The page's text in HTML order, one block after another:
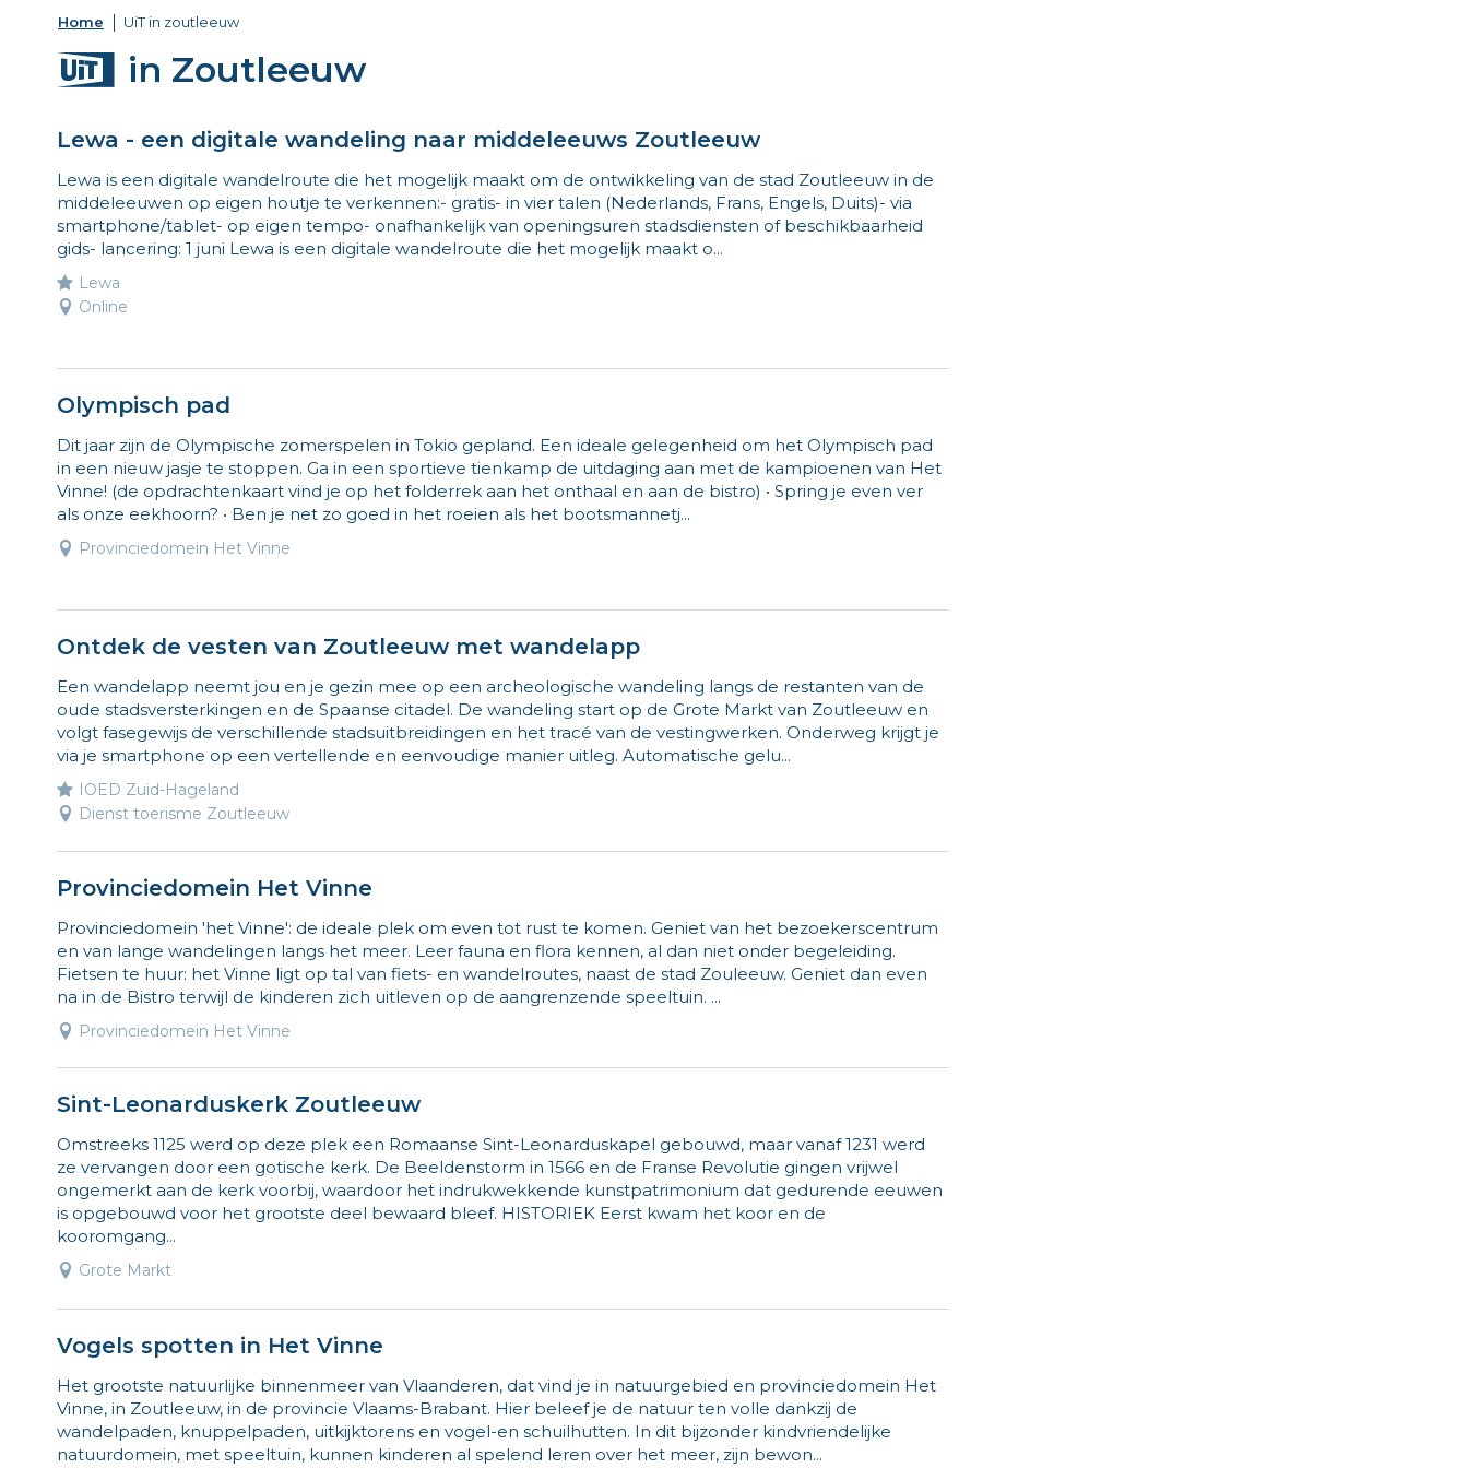
Home UiT in zoutleeuw
UiT
in Zoutleeuw
activiteiten
Lewa - een digitale wandeling naar middeleeuws Zoutleeuw
Lewa is een digitale wandelroute die het mogelijk maakt om de ontwikkeling van de stad Zoutleeuw in de
middeleeuwen op eigen houtje te verkennen:- gratis- in vier talen (Nederlands, Frans, Engels, Duits)- via
smartphone/tablet- op eigen tempo- onafhankelijk van openingsuren stadsdiensten of beschikbaarheid
gids- lancering: 1 juni Lewa is een digitale wandelroute die het mogelijk maakt o...
Lewa
Online
Olympisch pad
Dit jaar zijn de Olympische zomerspelen in Tokio gepland. Een ideale gelegenheid om het Olympisch pad
in een nieuw jasje te stoppen. Ga in een sportieve tienkamp de uitdaging aan met de kampioenen van Het
Vinne! (de opdrachtenkaart vind je op het folderrek aan het onthaal en aan de bistro) • Spring je even ver
als onze eekhoorn? • Ben je net zo goed in het roeien als het bootsmannetj...
Provinciedomein Het Vinne
Ontdek de vesten van Zoutleeuw met wandelapp
Een wandelapp neemt jou en je gezin mee op een archeologische wandeling langs de restanten van de
oude stadsversterkingen en de Spaanse citadel. De wandeling start op de Grote Markt van Zoutleeuw en
volgt fasegewijs de verschillende stadsuitbreidingen en het tracé van de vestingwerken. Onderweg krijgt je
via je smartphone op een vertellende en eenvoudige manier uitleg. Automatische gelu...
IOED Zuid-Hageland
Dienst toerisme Zoutleeuw
Provinciedomein Het Vinne
Provinciedomein 'het Vinne': de ideale plek om even tot rust te komen. Geniet van het bezoekerscentrum
en van lange wandelingen langs het meer. Leer fauna en flora kennen, al dan niet onder begeleiding.
Fietsen te huur: het Vinne ligt op tal van fiets- en wandelroutes, naast de stad Zouleeuw. Geniet dan even
na in de Bistro terwijl de kinderen zich uitleven op de aangrenzende speeltuin. ...
Provinciedomein Het Vinne
Sint-Leonarduskerk Zoutleeuw
Omstreeks 1125 werd op deze plek een Romaanse Sint-Leonarduskapel gebouwd, maar vanaf 1231 werd
ze vervangen door een gotische kerk. De Beeldenstorm in 1566 en de Franse Revolutie gingen vrijwel
ongemerkt aan de kerk voorbij, waardoor het indrukwekkende kunstpatrimonium dat gedurende eeuwen
is opgebouwd voor het grootste deel bewaard bleef. HISTORIEK Eerst kwam het koor en de
kooromgang...
Grote Markt
Vogels spotten in Het Vinne
Het grootste natuurlijke binnenmeer van Vlaanderen, dat vind je in natuurgebied en provinciedomein Het
Vinne, in Zoutleeuw, in de provincie Vlaams-Brabant. Hier beleef je de natuur ten volle dankzij de
wandelpaden, knuppelpaden, uitkijktorens en vogel-en schuilhutten. In dit bijzonder kindvriendelijke
natuurdomein, met speeltuin, kunnen kinderen al spelend leren over het meer, zijn bewon...